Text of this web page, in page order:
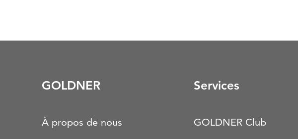
GOLDNER
À propos de nous
Services
GOLDNER Club